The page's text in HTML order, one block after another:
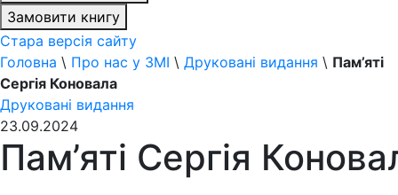
Замовити книгу
Стара версія сайту
Головна \ Про нас у ЗМІ \ Друковані видання \ Пам’яті
Сергія Коновала
Друковані видання
23.09.2024
Пам’яті Сергія